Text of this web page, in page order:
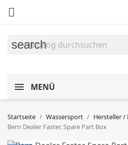

search
MENÜ
Startseite Wassersport Hersteller /
Bern Dealer Fastec Spare Part Box